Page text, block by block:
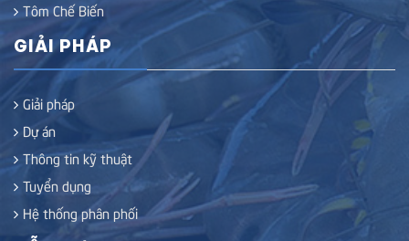
Tôm Chế Biến
GIẢI PHÁP
Giải pháp
Dự án
Thông tin kỹ thuật
Tuyển dụng
Hệ thống phân phối